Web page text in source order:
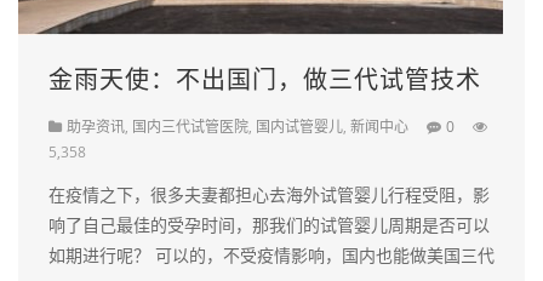
金雨天使：不出国门，做三代试管技术
助孕资讯, 国内三代试管医院, 国内试管婴儿, 新闻中心
0
5,358
在疫情之下，很多夫妻都担心去海外试管婴儿行程受阻，影
响了自己最佳的受孕时间，那我们的试管婴儿周期是否可以
如期进行呢？ 可以的，不受疫情影响，国内也能做美国三代